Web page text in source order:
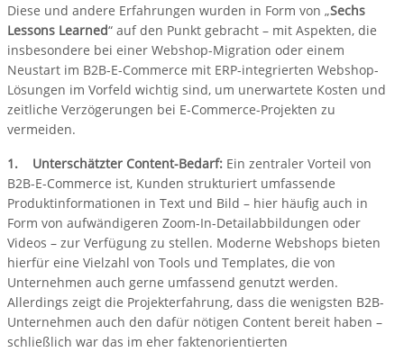
Diese und andere Erfahrungen wurden in Form von „Sechs
Lessons Learned“ auf den Punkt gebracht – mit Aspekten, die
insbesondere bei einer Webshop-Migration oder einem
Neustart im B2B-E-Commerce mit ERP-integrierten Webshop-
Lösungen im Vorfeld wichtig sind, um unerwartete Kosten und
zeitliche Verzögerungen bei E-Commerce-Projekten zu
vermeiden.
1. Unterschätzter Content-Bedarf: Ein zentraler Vorteil von
B2B-E-Commerce ist, Kunden strukturiert umfassende
Produktinformationen in Text und Bild – hier häufig auch in
Form von aufwändigeren Zoom-In-Detailabbildungen oder
Videos – zur Verfügung zu stellen. Moderne Webshops bieten
hierfür eine Vielzahl von Tools und Templates, die von
Unternehmen auch gerne umfassend genutzt werden.
Allerdings zeigt die Projekterfahrung, dass die wenigsten B2B-
Unternehmen auch den dafür nötigen Content bereit haben –
schließlich war das im eher faktenorientierten